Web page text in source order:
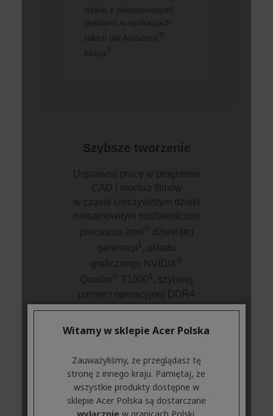
Witamy w sklepie Acer Polska
Zauważyliśmy, że przeglądasz tę
stronę z innego kraju. Pamiętaj, że
wszystkie produkty dostępne w
sklepie Acer Polska są dostarczane